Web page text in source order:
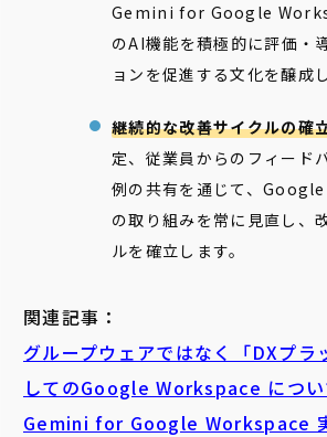
Gemini for Google
のAI機能を積極的に評価・
ョンを促進する文化を醸成し
継続的な改善サイクルの確
定、従業員からのフィード
例の共有を通じて、
の取り組みを常に見直し、
ルを確立します。
関連記事：
グループウェアではなく「DXプラ
してのGoogle Workspace につい
Gemini for Google Workspace